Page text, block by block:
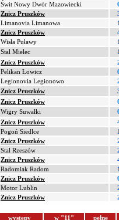
Świt Nowy Dwór Mazowiecki
Znicz Pruszków
Limanovia Limanowa
Znicz Pruszków
Wisła Puławy
Stal Mielec
Znicz Pruszków
Pelikan Łowicz
Legionovia Legionowo
Znicz Pruszków
Znicz Pruszków
Wigry Suwałki
Znicz Pruszków
Pogoń Siedlce
Znicz Pruszków
Stal Rzeszów
Znicz Pruszków
Radomiak Radom
Znicz Pruszków
Motor Lublin
Znicz Pruszków
występy w "11"
pełne